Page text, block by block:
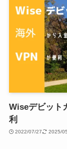
Wiseデビット
利
2022/07/27 2025/